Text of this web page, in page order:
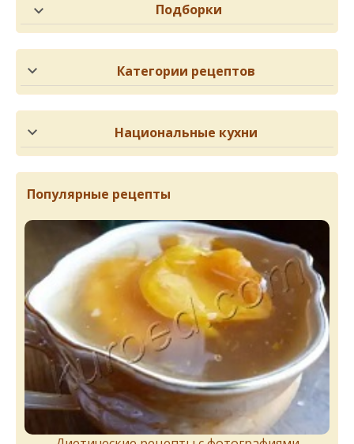
Подборки
Категории рецептов
Национальные кухни
Популярные рецепты